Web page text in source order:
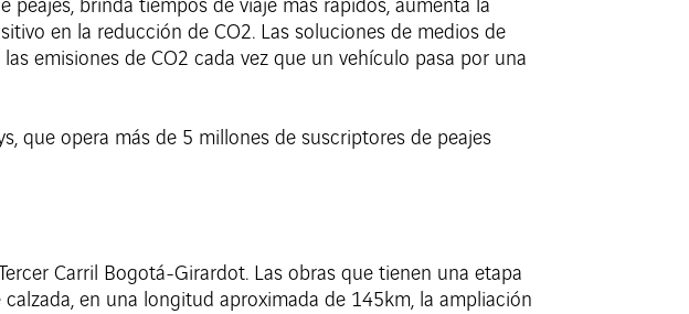
brinda tiempos de viaje más rápidos, aumenta la
en la reducción de CO2. Las soluciones de medios de
emisiones de CO2 cada vez que un vehículo pasa por una
que opera más de 5 millones de suscriptores de peajes
Carril Bogotá-Girardot. Las obras que tienen una etapa
en una longitud aproximada de 145km, la ampliación